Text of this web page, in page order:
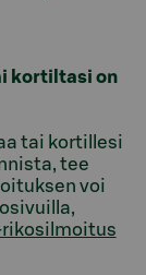
kortiltasi on
tai kortillesi
tee
voi